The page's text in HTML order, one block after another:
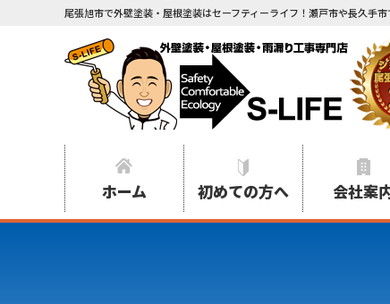
尾張旭市で外壁塗装・屋根塗装はセーフティーライフ！瀬戸市や長久手
ホーム 初めての方へ 会社案